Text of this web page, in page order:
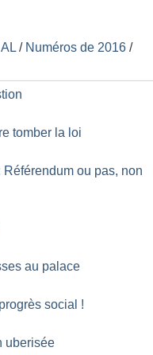
/ Numéros de 2016 /
tomber la loi
ou pas, non
au palace
social !
uberisée